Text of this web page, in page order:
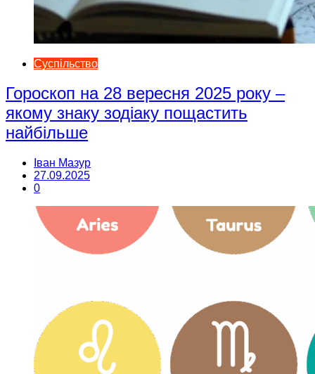
Суспільство
Гороскоп на 28 вересня 2025 року –
якому знаку зодіаку пощастить
найбільше
Іван Мазур
27.09.2025
0